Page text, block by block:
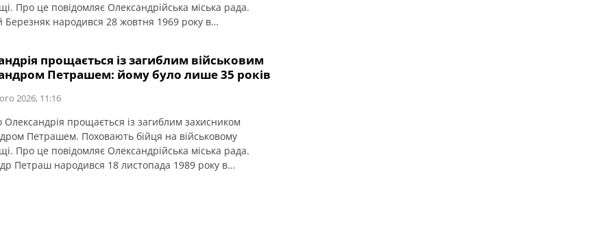
Про це повідомляє Олександрійська міська рада.
Березняк народився 28 жовтня 1969 року в
в різних містах України та за кордоном. У Києві
родину […]
прощається із загиблим військовим
Петрашем: йому було лише 35 років
2026, 11:16
Олександрія прощається із загиблим захисником
Петрашем. Поховають бійця на військовому
Про це повідомляє Олександрійська міська рада.
Петраш народився 18 листопада 1989 року в